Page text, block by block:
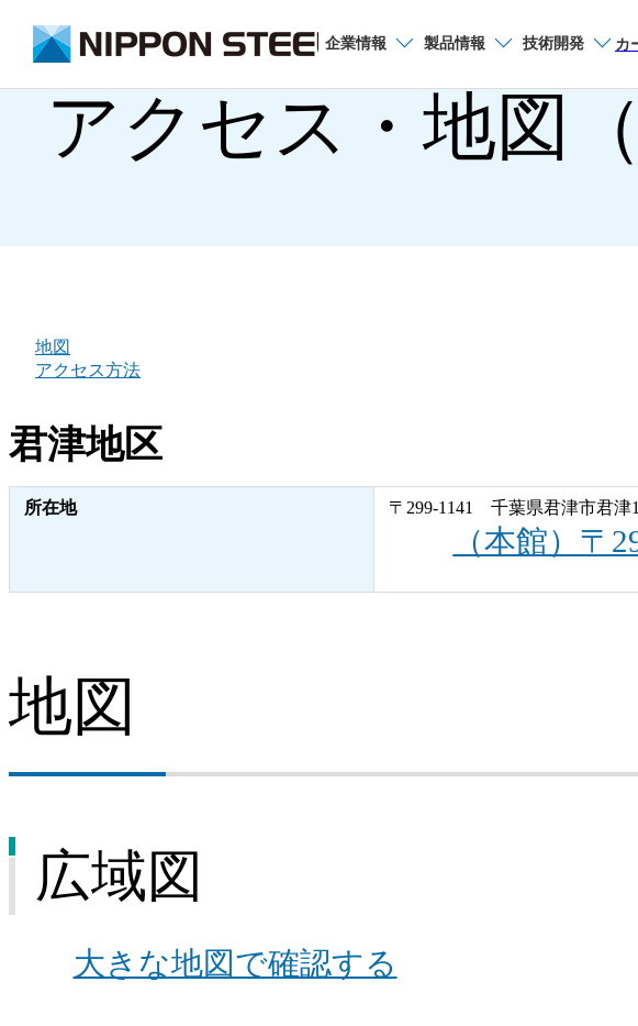
企業情報 製品情報 技術開発 カ
アクセス・地図
地図
アクセス方法
君津地区
所在地 〒299-1141 千葉県君津市君津
（本館）〒
地図
広域図
大きな地図で確認する